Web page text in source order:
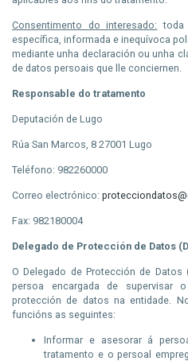
Consentimento do interesado: toda
específica, informada e inequívoca
mediante unha declaración ou unha
de datos persoais que lle conciernen
Responsable do tratamento
Deputación de Lugo
Rúa San Marcos, 8 27001 Lugo
Teléfono: 982260000
Correo electrónico:
Fax: 982180004
Delegado de Protección de Datos (
O Delegado de Protección de Datos
persoa encargada de supervisar
protección de datos na entidade.
funcións as seguintes:
Informar e asesorar á
tratamento e o persoal